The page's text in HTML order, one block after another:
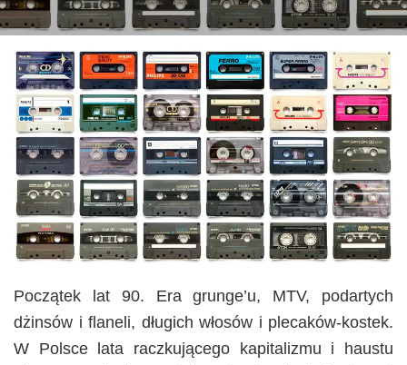
Początek lat 90. Era grunge’u, MTV, podartych
dżinsów i flaneli, długich włosów i plecaków-kostek.
W Polsce lata raczkującego kapitalizmu i haustu